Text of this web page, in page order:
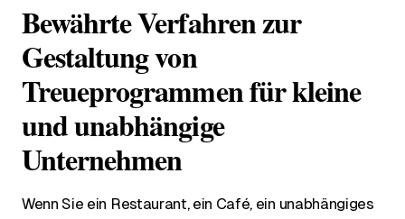
Bewährte Verfahren zur
Gestaltung von
Treueprogrammen für kleine
und unabhängige
Unternehmen
Wenn Sie ein Restaurant, ein Café, ein unabhängiges